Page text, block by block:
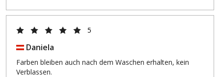
5
Daniela
Farben bleiben auch nach dem Waschen erhalten, kein
Verblassen.